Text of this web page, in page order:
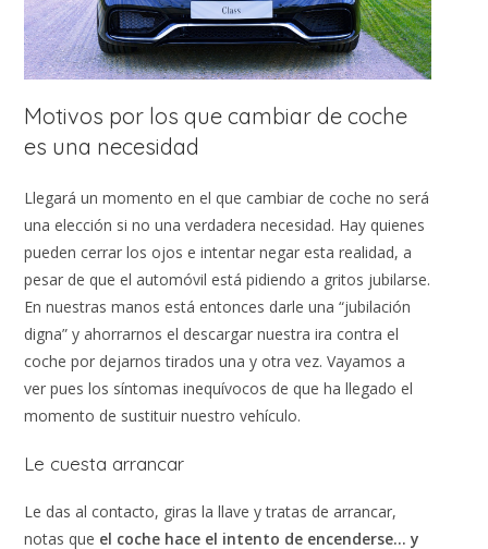
Motivos por los que cambiar de coche
es una necesidad
Llegará un momento en el que cambiar de coche no será
una elección si no una verdadera necesidad. Hay quienes
pueden cerrar los ojos e intentar negar esta realidad, a
pesar de que el automóvil está pidiendo a gritos jubilarse.
En nuestras manos está entonces darle una “jubilación
digna” y ahorrarnos el descargar nuestra ira contra el
coche por dejarnos tirados una y otra vez. Vayamos a
ver pues los síntomas inequívocos de que ha llegado el
momento de sustituir nuestro vehículo.
Le cuesta arrancar
Le das al contacto, giras la llave y tratas de arrancar,
notas que el coche hace el intento de encenderse… y